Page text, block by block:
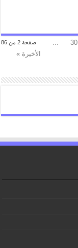
صفحة 2 من 86 30
الأخيرة »